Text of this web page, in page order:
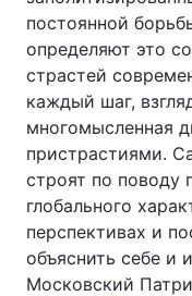
Головна
Україна
Спорт
Техно і зв'язок
Зброя
постоянной
определяют это
страстей
каждый шаг,
многомысленная
пристрастиями.
строят по поводу
глобального
перспективах и
объяснить себе и
Московский